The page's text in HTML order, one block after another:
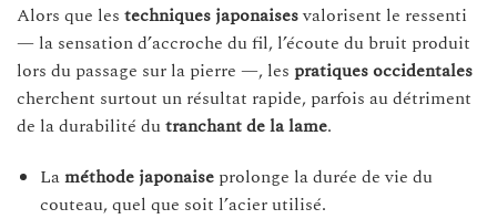
Alors que les techniques japonaisesvalorisent le ressenti
— la sensation d’accroche du fil, l’écoute du bruit produit
lors du passage sur la pierre —, les pratiques occidentales
cherchent surtout un résultat rapide, parfois au détriment
de la durabilité dutranchant de la lame.
Laméthode japonaiseprolonge la durée de vie du
couteau, quel que soit l’acier utilisé.